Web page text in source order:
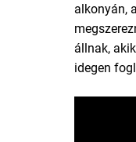
alkonyán,
állnak,
idegen